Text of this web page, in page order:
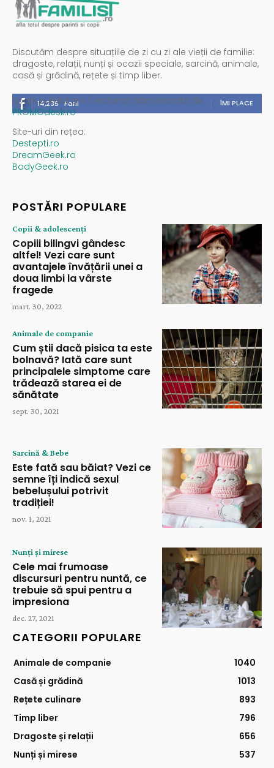
Discutăm despre situațiile de zi cu zi ale vieții de familie:
dragoste, relații, nunți și ocazii speciale, sarcină, animale,
casă și grădină, rețete și timp liber.
14,235 Fani ÎMI PLACE
Spații publicitare / reclamă administrată de
PROMOdesk.ro
Site-uri din rețea:
Destepti.ro
DreamGeek.ro
BodyGeek.ro
POSTĂRI POPULARE
Copii & adolescenți
Copiii bilingvi gândesc
altfel! Vezi care sunt
avantajele învățării unei a
doua limbi la vârste
fragede
mart. 30, 2022
Animale de companie
Cum știi dacă pisica ta este
bolnavă? Iată care sunt
principalele simptome care
trădează starea ei de
sănătate
sept. 30, 2021
Sarcină & Bebe
Este fată sau băiat? Vezi ce
semne îți indică sexul
bebelușului potrivit
tradiției!
nov. 1, 2021
Nunți și mirese
Cele mai frumoase
discursuri pentru nuntă, ce
trebuie să spui pentru a
impresiona
dec. 27, 2021
CATEGORII POPULARE
Animale de companie
1040
Casă și grădină
1013
Rețete culinare
893
Timp liber
796
Dragoste și relații
656
Nunți și mirese
537